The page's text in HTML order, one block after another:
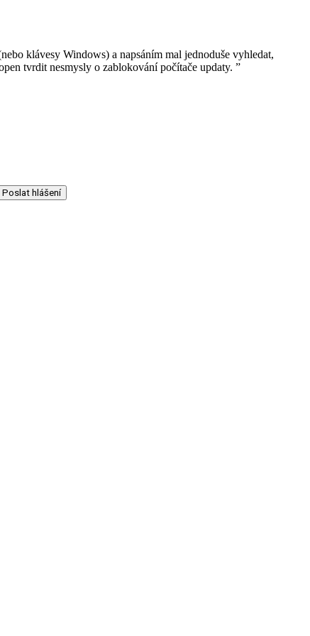
klávesy Windows) a napsáním mal jednoduše vyhledat,
tvrdit nesmysly o zablokování počítače updaty. ”
Poslat hlášení